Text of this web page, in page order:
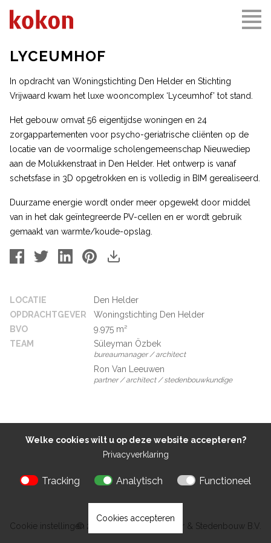
Welke cookies wilt u op deze website accepteren?
Privacyverklaring
Tracking Analytisch Functioneel
Cookies accepteren
LYCEUMHOF
In opdracht van Woningstichting Den Helder en Stichting
Vrijwaard kwam het luxe wooncomplex ‘Lyceumhof’ tot stand.
Het gebouw omvat 56 eigentijdse woningen en 24
zorgappartementen voor psycho-geriatrische cliënten op de
locatie van de voormalige scholengemeenschap Nieuwediep
aan de Molukkenstraat in Den Helder. Het ontwerp is vanaf
schetsfase in 3D opgetrokken en is volledig in BIM gerealiseerd.
Duurzame energie wordt onder meer opgewekt door middel
van in het dak geïntegreerde PV-cellen en er wordt gebruik
gemaakt van warmte/koude-opslag.
LOCATIE
Den Helder
OPDRACHTGEVER
Woningstichting Den Helder
BVO
9.975 m²
TEAM
Süleyman Özbek
bureaumanager / architect
Ron Van Leeuwen
partner / architect / stedenbouwkundige
Cookie instellingen© 2026 Kokon Architectuur & Stedenbouw B.V.